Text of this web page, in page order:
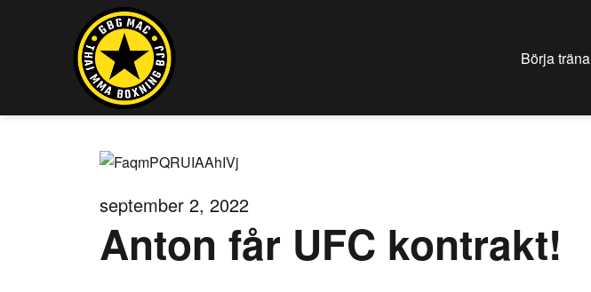
till
Börja träna
september 2, 2022
Anton får UFC kontrakt!